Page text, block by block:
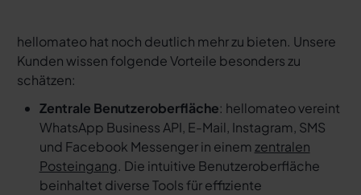
hellomateo hat noch deutlich mehr zu bieten. Unsere
Kunden wissen folgende Vorteile besonders zu
schätzen:
Zentrale Benutzeroberfläche: hellomateo vereint
WhatsApp Business API, E-Mail, Instagram, SMS
und Facebook Messenger in einem zentralen
Posteingang. Die intuitive Benutzeroberfläche
beinhaltet diverse Tools für effiziente